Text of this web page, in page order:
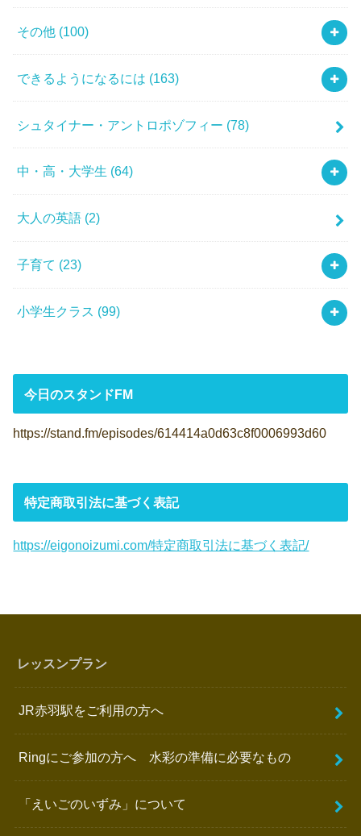
その他 (100)
できるようになるには (163)
シュタイナー・アントロポゾフィー (78)
中・高・大学生 (64)
大人の英語 (2)
子育て (23)
小学生クラス (99)
今日のスタンドFM
https://stand.fm/episodes/614414a0d63c8f0006993d60
特定商取引法に基づく表記
https://eigonoizumi.com/特定商取引法に基づく表記/
レッスンプラン
JR赤羽駅をご利用の方へ
Ringにご参加の方へ 水彩の準備に必要なもの
「えいごのいずみ」について